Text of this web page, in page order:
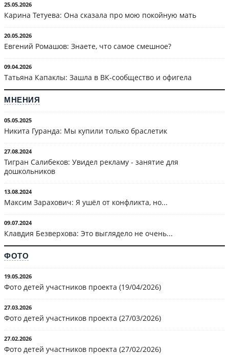
25.05.2026
Карина Тетуева: Она сказала про мою покойную мать
20.05.2026
Евгений Ромашов: Знаете, что самое смешное?
09.04.2026
Татьяна Капаклы: Зашла в ВК-сообщество и офигела
МНЕНИЯ
05.05.2025
Никита Гуранда: Мы купили только браслетик
27.08.2024
Тигран Салибеков: Увидел рекламу - занятие для
дошкольников
13.08.2024
Максим Зарахович: Я ушёл от конфликта, но...
09.07.2024
Клавдия Безверхова: Это выглядело не очень...
ФОТО
19.05.2026
Фото детей участников проекта (19/04/2026)
27.03.2026
Фото детей участников проекта (27/03/2026)
27.02.2026
Фото детей участников проекта (27/02/2026)